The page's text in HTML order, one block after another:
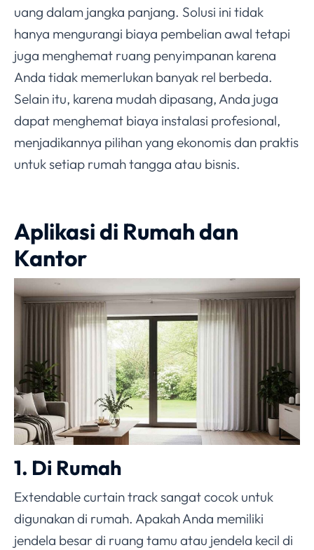
uang dalam jangka panjang. Solusi ini tidak
hanya mengurangi biaya pembelian awal tetapi
juga menghemat ruang penyimpanan karena
Anda tidak memerlukan banyak rel berbeda.
Selain itu, karena mudah dipasang, Anda juga
dapat menghemat biaya instalasi profesional,
menjadikannya pilihan yang ekonomis dan praktis
untuk setiap rumah tangga atau bisnis.
Aplikasi di Rumah dan
Kantor
1. Di Rumah
Extendable curtain track sangat cocok untuk
digunakan di rumah. Apakah Anda memiliki
jendela besar di ruang tamu atau jendela kecil di